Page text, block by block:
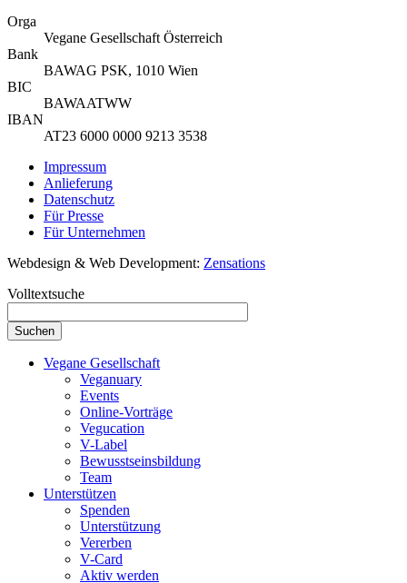
Orga
Vegane Gesellschaft Österreich
Bank
BAWAG PSK, 1010 Wien
BIC
BAWAATWW
IBAN
AT23 6000 0000 9213 3538
Impressum
Anlieferung
Datenschutz
Für Presse
Für Unternehmen
Webdesign & Web Development: Zensations
Volltextsuche
Vegane Gesellschaft
Veganuary
Events
Online-Vorträge
Vegucation
V-Label
Bewusstseinsbildung
Team
Unterstützen
Spenden
Unterstützung
Vererben
V-Card
Aktiv werden